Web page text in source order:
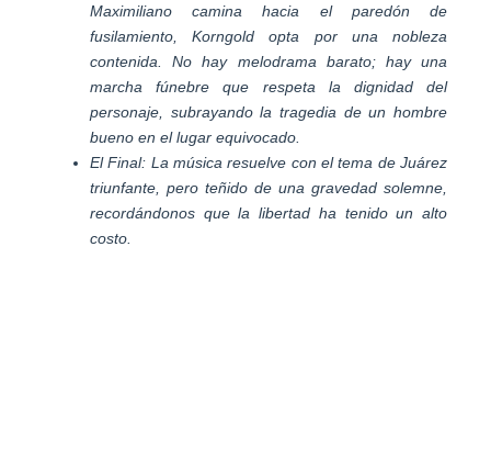
Maximiliano camina hacia el paredón de
fusilamiento, Korngold opta por una nobleza
contenida. No hay melodrama barato; hay una
marcha fúnebre que respeta la dignidad del
personaje, subrayando la tragedia de un hombre
bueno en el lugar equivocado.
El Final: La música resuelve con el tema de Juárez
triunfante, pero teñido de una gravedad solemne,
recordándonos que la libertad ha tenido un alto
costo.